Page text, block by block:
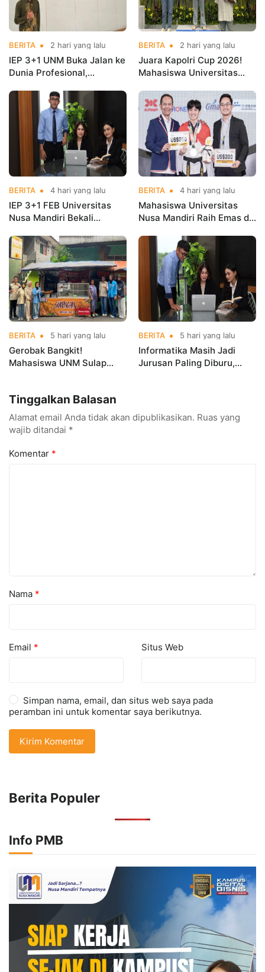
BERITA 2 hari yang lalu
IEP 3+1 UNM Buka Jalan ke
Dunia Profesional,
Kementerian Koperasi
BERITA 2 hari yang lalu
Juara Kapolri Cup 2026!
Mahasiswa Universitas
Nama Kampus di Kejurnas
Taekwondo
BERITA 4 hari yang lalu
IEP 3+1 FEB Universitas
Nusa Mandiri Bekali
Kerja Sebelum Lulus
BERITA 4 hari yang lalu
Mahasiswa Universitas
Nusa Mandiri Raih Emas di
Indonesia Open
Championships 2026
BERITA 5 hari yang lalu
Gerobak Bangkit!
Mahasiswa UNM Sulap
BERITA 5 hari yang lalu
Informatika Masih Jadi
Jurusan Paling Diburu,
Tinggalkan Balasan
Alamat email Anda tidak akan dipublikasikan. Ruas yang
wajib ditandai *
Komentar *
Nama *
Email * Situs Web
Simpan nama, email, dan situs web saya pada
peramban ini untuk komentar saya berikutnya.
Berita Populer
Info PMB